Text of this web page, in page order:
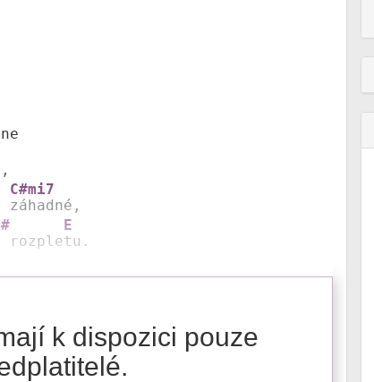
C#mi7
záhadné,
rozple
E
tu.
k dispozici pouze